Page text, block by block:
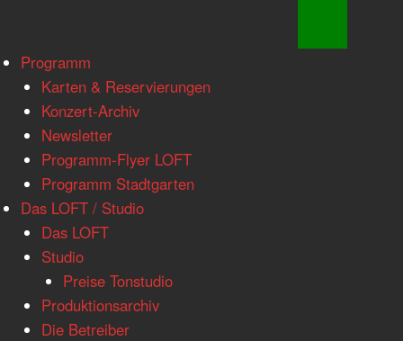
www.loftkoeln.de
navigation
Skip
content
Programm
Karten & Reservierungen
Konzert-Archiv
Newsletter
Programm-Flyer LOFT
Programm Stadtgarten
Das LOFT / Studio
Das LOFT
Studio
Preise Tonstudio
Produktionsarchiv
Die Betreiber